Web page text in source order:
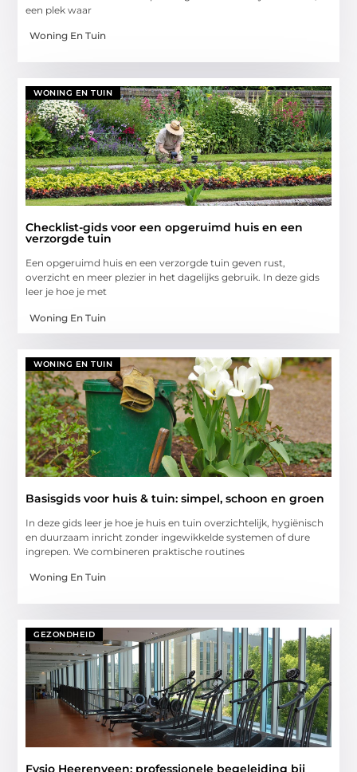
een plek waar
Woning En Tuin
WONING EN TUIN
Checklist-gids voor een opgeruimd huis en een
verzorgde tuin
Een opgeruimd huis en een verzorgde tuin geven rust,
overzicht en meer plezier in het dagelijks gebruik. In deze gids
leer je hoe je met
Woning En Tuin
WONING EN TUIN
Basisgids voor huis & tuin: simpel, schoon en groen
In deze gids leer je hoe je huis en tuin overzichtelijk, hygiënisch
en duurzaam inricht zonder ingewikkelde systemen of dure
ingrepen. We combineren praktische routines
Woning En Tuin
GEZONDHEID
Fysio Heerenveen: professionele begeleiding bij